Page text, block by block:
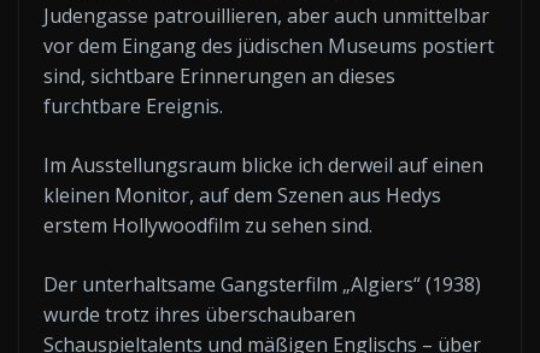
Judengasse patrouillieren, aber auch unmittelbar
vor dem Eingang des jüdischen Museums postiert
sind, sichtbare Erinnerungen an dieses
furchtbare Ereignis.
Im Ausstellungsraum blicke ich derweil auf einen
kleinen Monitor, auf dem Szenen aus Hedys
erstem Hollywoodfilm zu sehen sind.
Der unterhaltsame Gangsterfilm „Algiers“ (1938)
wurde trotz ihres überschaubaren
Schauspieltalents und mäßigen Englischs – über